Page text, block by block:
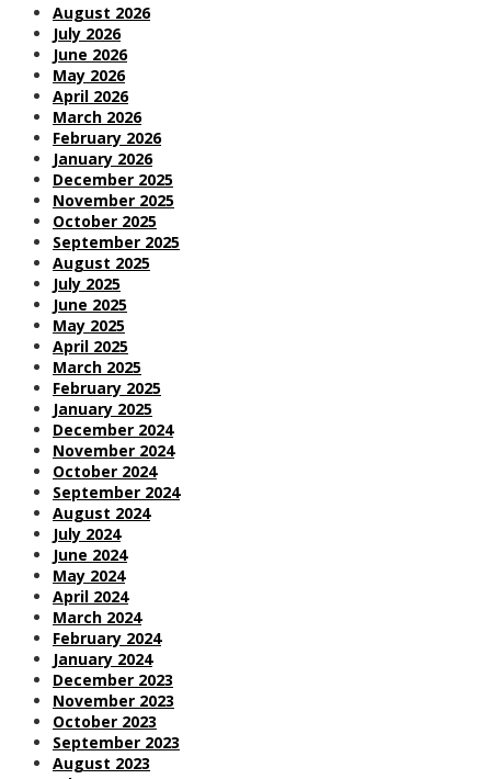
August 2026
July 2026
June 2026
May 2026
April 2026
March 2026
February 2026
January 2026
December 2025
November 2025
October 2025
September 2025
August 2025
July 2025
June 2025
May 2025
April 2025
March 2025
February 2025
January 2025
December 2024
November 2024
October 2024
September 2024
August 2024
July 2024
June 2024
May 2024
April 2024
March 2024
February 2024
January 2024
December 2023
November 2023
October 2023
September 2023
August 2023